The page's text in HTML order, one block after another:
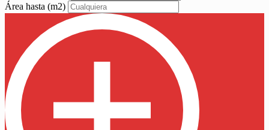
Área hasta (m2)